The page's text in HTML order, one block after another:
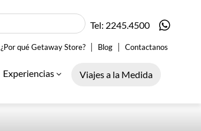
Tel: 2245.4500
¿Por qué Getaway Store? | Blog | Contactanos
Experiencias Viajes a la Medida